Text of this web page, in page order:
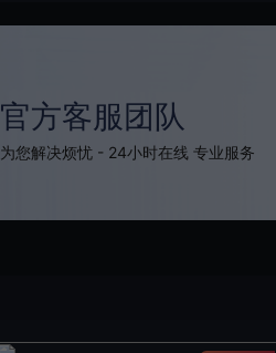
官方客服团队
为您解决烦忧 - 24小时在线 专业服务